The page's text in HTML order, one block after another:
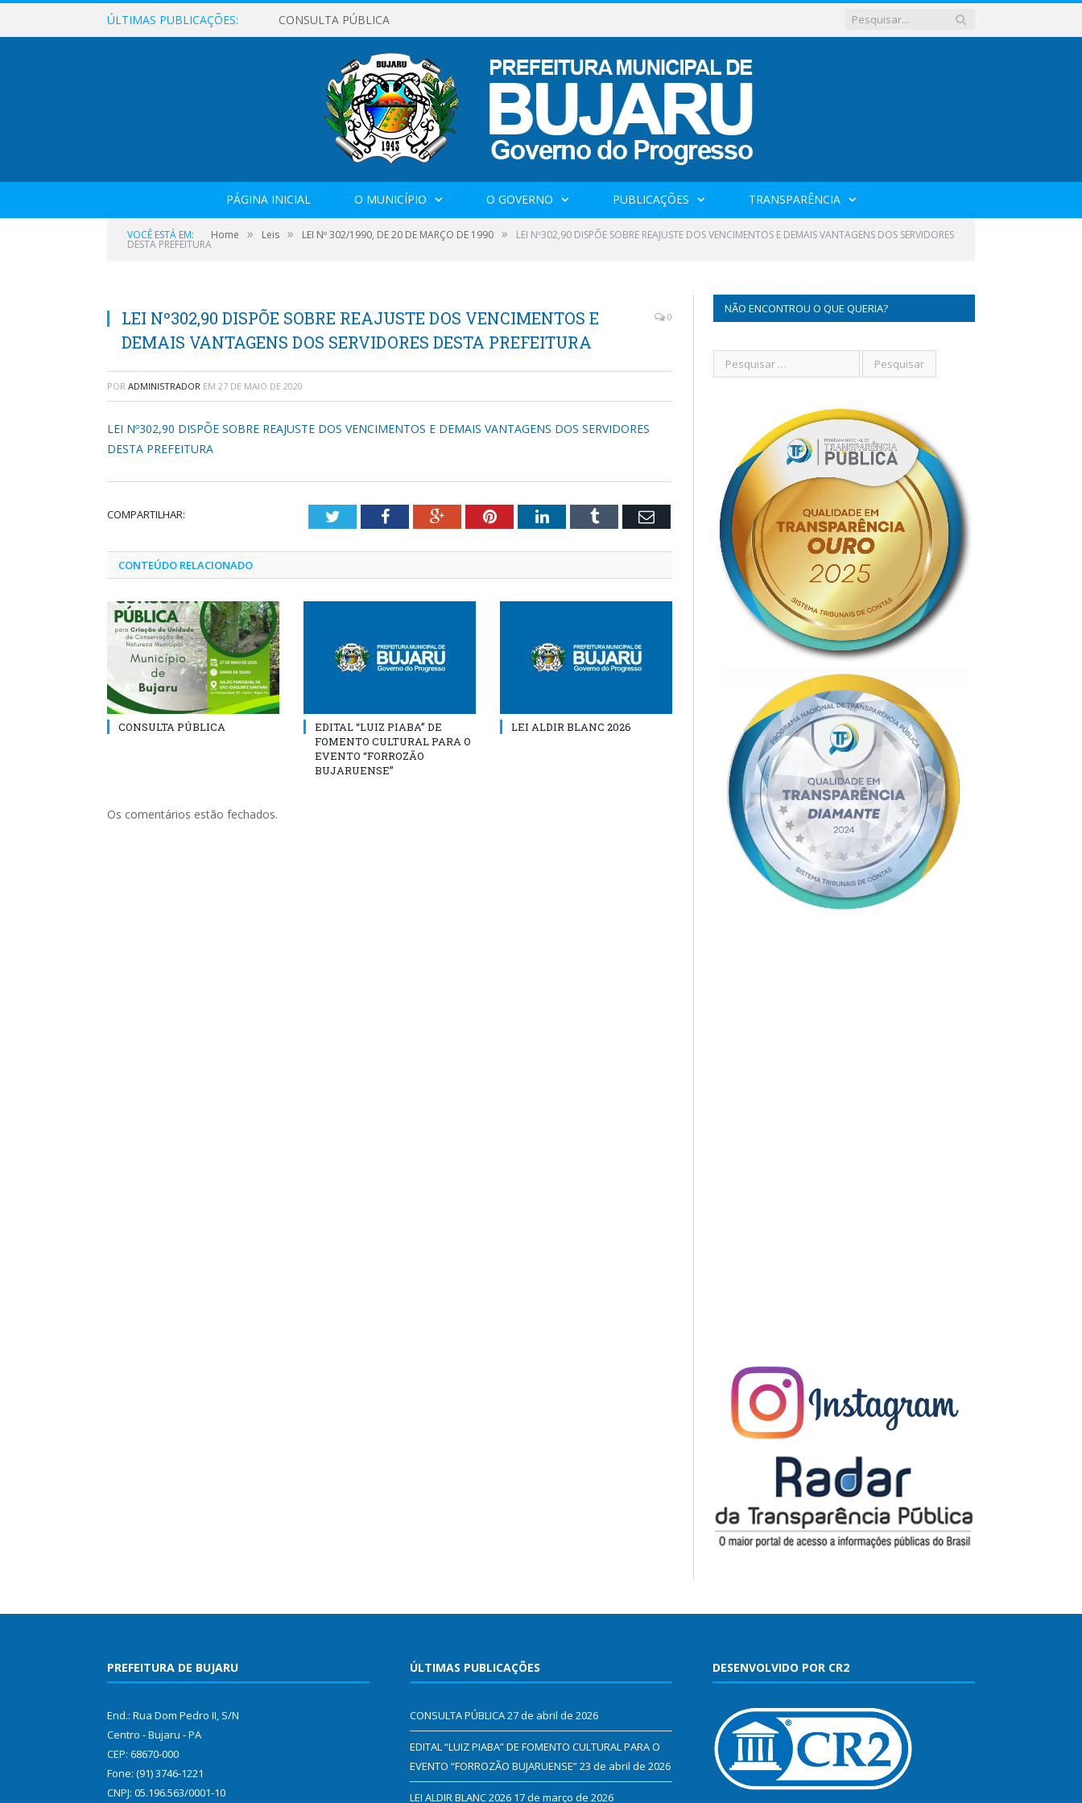
ÚLTIMAS PUBLICAÇÕES: CONSULTA PÚBLICA
PÁGINA INICIAL O MUNICÍPIO O GOVERNO PUBLICAÇÕES TRANSPARÊNCIA
VOCÊ ESTÁ EM: Home » Leis » LEI Nº 302/1990, DE 20 DE MARÇO DE 1990 » LEI Nº302,90 DISPÕE SOBRE REAJUSTE DOS VENCIMENTOS E DEMAIS VANTAGENS DOS SERVIDORES
DESTA PREFEITURA
LEI Nº302,90 DISPÕE SOBRE REAJUSTE DOS VENCIMENTOS E
DEMAIS VANTAGENS DOS SERVIDORES DESTA PREFEITURA
0
POR ADMINISTRADOR EM 27 DE MAIO DE 2020
LEI Nº302,90 DISPÕE SOBRE REAJUSTE DOS VENCIMENTOS E DEMAIS VANTAGENS DOS SERVIDORES
DESTA PREFEITURA
COMPARTILHAR: TwitterFacebookGoogle+PinterestLinkedInTumblr Email
CONTEÚDO RELACIONADO
CONSULTA PÚBLICA
EDITAL “LUIZ PIABA” DE
FOMENTO CULTURAL PARA O
EVENTO “FORROZÃO
BUJARUENSE”
LEI ALDIR BLANC 2026
Os comentários estão fechados.
NÃO ENCONTROU O QUE QUERIA?
PREFEITURA DE BUJARU
End.: Rua Dom Pedro II, S/N
Centro - Bujaru - PA
CEP: 68670-000
Fone: (91) 3746-1221
CNPJ: 05.196.563/0001-10
ÚLTIMAS PUBLICAÇÕES
CONSULTA PÚBLICA27 de abril de 2026
EDITAL “LUIZ PIABA” DE FOMENTO CULTURAL PARA O
EVENTO “FORROZÃO BUJARUENSE”23 de abril de 2026
LEI ALDIR BLANC 2026 17 de março de 2026
DESENVOLVIDO POR CR2